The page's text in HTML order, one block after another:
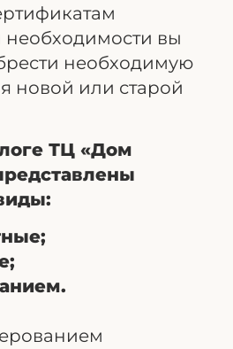
необходимости вы
необходимую
новой или старой
ТЦ «Дом